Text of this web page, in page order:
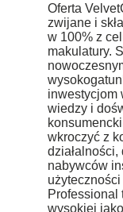
Oferta
zwijane i
w 100% z
makulatury.
inwestycjom
wiedzy i
wkroczyć z
nabywców
Professional
wysokiej